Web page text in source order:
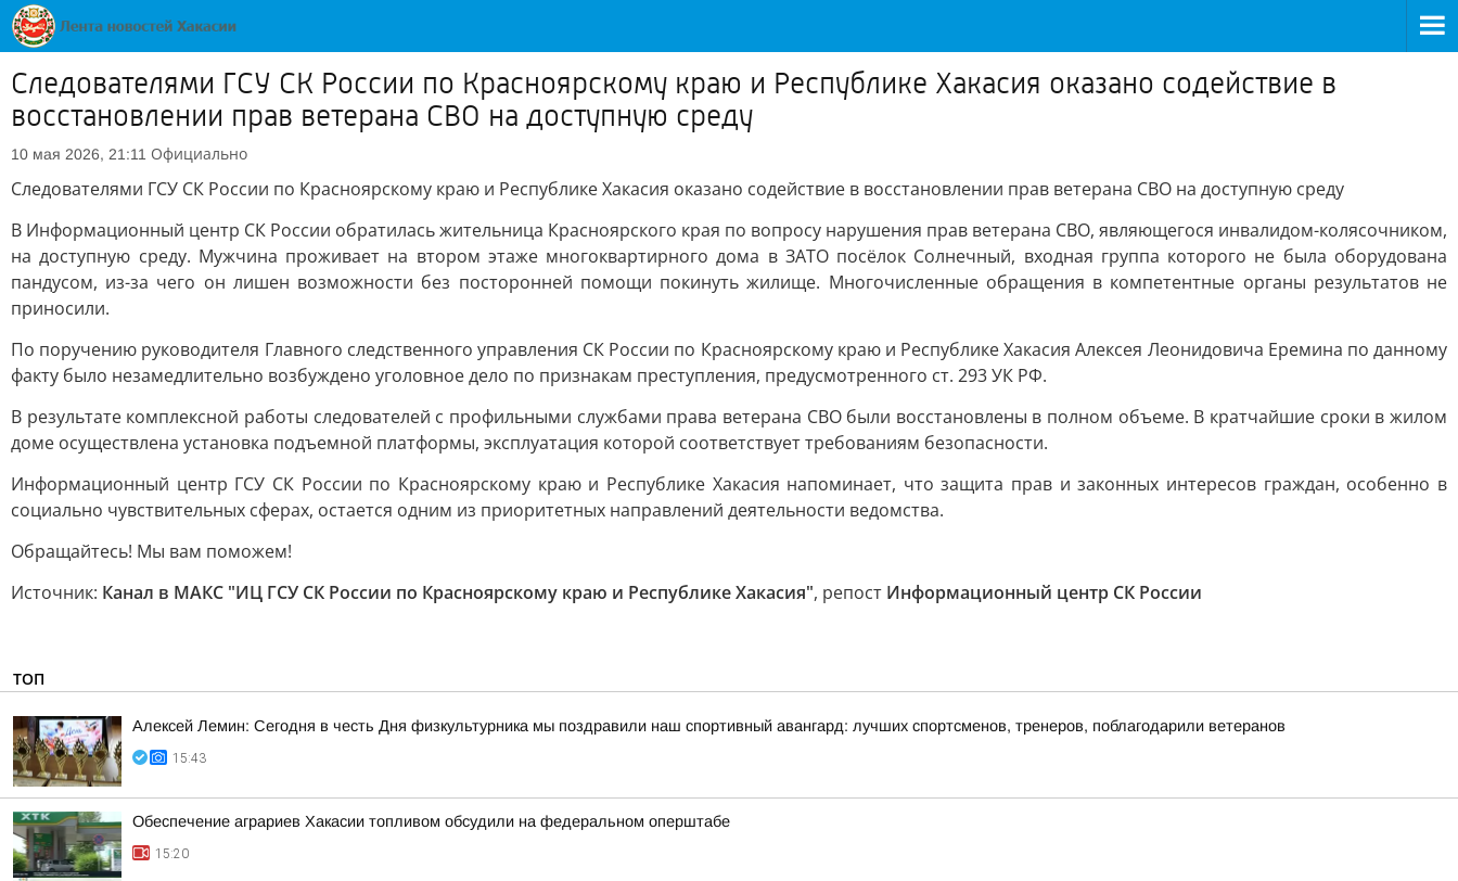
Следователями ГСУ СК России по Красноярскому краю и Республике Хакасия оказано содействие в
восстановлении прав ветерана СВО на доступную среду
10 мая 2026, 21:11 Официально
Следователями ГСУ СК России по Красноярскому краю и Республике Хакасия оказано содействие в восстановлении прав ветерана СВО на доступную среду
В Информационный центр СК России обратилась жительница Красноярского края по вопросу нарушения прав ветерана СВО, являющегося инвалидом-колясочником,
на доступную среду. Мужчина проживает на втором этаже многоквартирного дома в ЗАТО посёлок Солнечный, входная группа которого не была оборудована
пандусом, из-за чего он лишен возможности без посторонней помощи покинуть жилище. Многочисленные обращения в компетентные органы результатов не
приносили.
По поручению руководителя Главного следственного управления СК России по Красноярскому краю и Республике Хакасия Алексея Леонидовича Еремина по данному
факту было незамедлительно возбуждено уголовное дело по признакам преступления, предусмотренного ст. 293 УК РФ.
В результате комплексной работы следователей с профильными службами права ветерана СВО были восстановлены в полном объеме. В кратчайшие сроки в жилом
доме осуществлена установка подъемной платформы, эксплуатация которой соответствует требованиям безопасности.
Информационный центр ГСУ СК России по Красноярскому краю и Республике Хакасия напоминает, что защита прав и законных интересов граждан, особенно в
социально чувствительных сферах, остается одним из приоритетных направлений деятельности ведомства.
Обращайтесь! Мы вам поможем!
Источник: Канал в МАКС "ИЦ ГСУ СК России по Красноярскому краю и Республике Хакасия", репост Информационный центр СК России
ТОП
Алексей Лемин: Сегодня в честь Дня физкультурника мы поздравили наш спортивный авангард: лучших спортсменов, тренеров, поблагодарили ветеранов
15:43
Обеспечение аграриев Хакасии топливом обсудили на федеральном оперштабе
15:20